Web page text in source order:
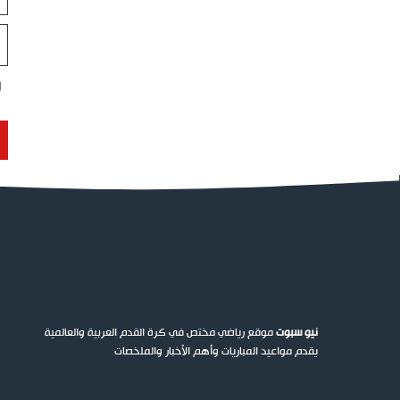
نيو سبوتموقع رياضي مختص في كرة القدم العربية والعالمية
يقدم مواعيد المباريات وأهم الأخبار والملخصات